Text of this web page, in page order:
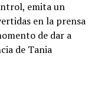
emita un
en la prensa
de dar a
de Tania